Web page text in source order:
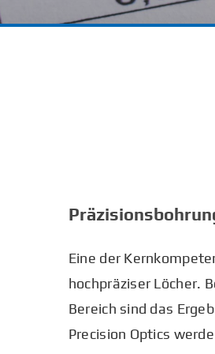
Eine der
hochpräziser Löcher.
Bereich sind das
Precision Optics